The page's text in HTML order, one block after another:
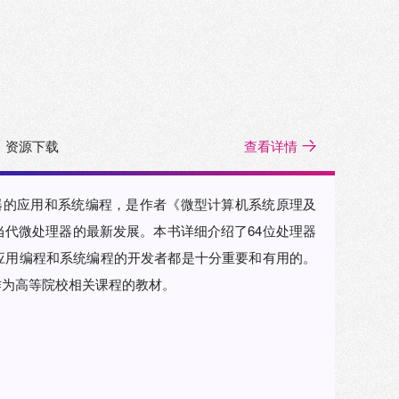
资源下载 查看详情
应用和系统编程，是作者《微型计算机系统原理及
微处理器的最新发展。本书详细介绍了64位处理器
编程和系统编程的开发者都是十分重要和有用的。
高等院校相关课程的教材。